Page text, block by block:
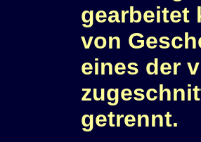
gearbeitet
von
eines der
getrennt.